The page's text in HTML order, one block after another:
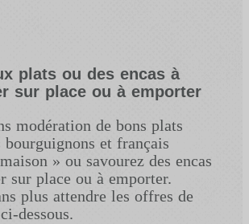
plats ou des encas à
sur place ou à emporter
modération de bons plats
et français
» ou savourez des encas
sur place ou à emporter.
plus attendre les offres de
dessous.